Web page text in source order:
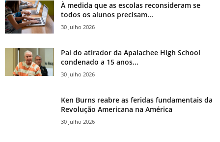
À medida que as escolas reconsideram se
todos os alunos precisam...
30 Julho 2026
Pai do atirador da Apalachee High School
condenado a 15 anos...
30 Julho 2026
Ken Burns reabre as feridas fundamentais da
Revolução Americana na América
30 Julho 2026